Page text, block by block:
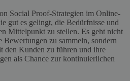
Social Proof-Strategien im Online-
gut es gelingt, die Bedürfnisse und
Mittelpunkt zu stellen. Es geht nicht
zu sammeln, sondern
den Kunden zu führen und ihre
als Chance zur kontinuierlichen